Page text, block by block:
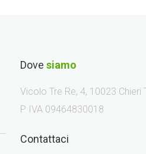
Dove siamo
Vicolo Tre Re, 4, 10023 Chieri
P IVA 09464830018
Contattaci